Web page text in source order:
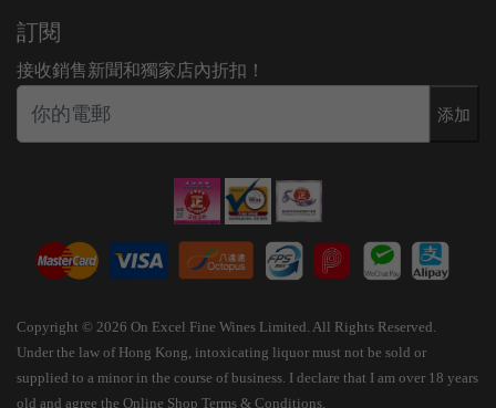
訂閱
接收銷售新聞和獨家店內折扣！
添加
Copyright © 2026 On Excel Fine Wines Limited. All Rights Reserved.
Under the law of Hong Kong, intoxicating liquor must not be sold or
supplied to a minor in the course of business. I declare that I am over 18 years
old and agree the Online Shop Terms & Conditions.